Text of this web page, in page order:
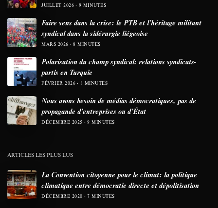
JUILLET 2026 9 MINUTES
Faire sens dans la crise: le PTB et l’héritage militant
syndical dans la sidérurgie liégeoise
MARS 2026 8 MINUTES
Polarisation du champ syndical: relations syndicats-
partis en Turquie
FÉVRIER 2026 8 MINUTES
Nous avons besoin de médias démocratiques, pas de
propagande d’entreprises ou d’État
DÉCEMBRE 2025 9 MINUTES
ARTICLES LES PLUS LUS
La Convention citoyenne pour le climat: la politique
climatique entre démocratie directe et dépolitisation
DÉCEMBRE 2020 7 MINUTES